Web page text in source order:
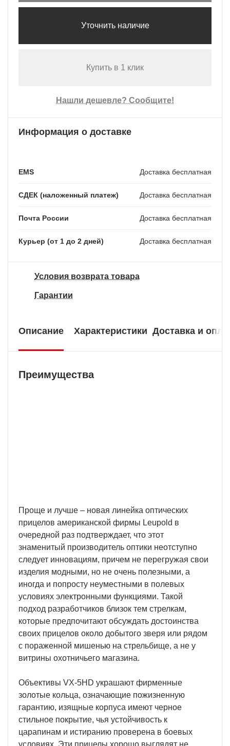
Уточнить наличие
Купить в 1 клик
Нашли дешевле? Сообщите!
Информация о доставке
EMS Доставка бесплатная
СДЕК (наложенный платеж) Доставка бесплатная
Почта России Доставка бесплатная
Курьер (от 1 до 2 дней) Доставка бесплатная
Условия возврата товара
Гарантии
Описание Характеристики Доставка и
Преимущества
Проще и лучше – новая линейка оптических
прицелов американской фирмы Leupold в
очередной раз подтверждает, что этот
знаменитый производитель оптики неотступно
следует инновациям, причем не перегружая свои
изделия модными, но не очень полезными, а
иногда и попросту неуместными в полевых
условиях электронными функциями. Такой
подход разработчиков близок тем стрелкам,
которые предпочитают обсуждать достоинства
своих прицелов около добытого зверя или рядом
с пораженной мишенью на стрельбище, а не у
витрины охотничьего магазина.
Объективы VX-5HD украшают фирменные
золотые кольца, означающие пожизненную
гарантию, изящные корпуса имеют черное
стильное покрытие, чья устойчивость к
царапинам и истиранию проверена в боевых